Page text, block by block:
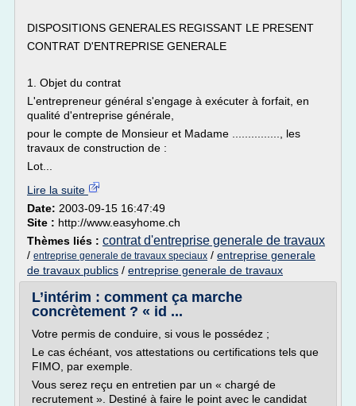
DISPOSITIONS GENERALES REGISSANT LE PRESENT
CONTRAT D'ENTREPRISE GENERALE
1. Objet du contrat
L'entrepreneur général s'engage à exécuter à forfait, en
qualité d'entreprise générale,
pour le compte de Monsieur et Madame ..............., les
travaux de construction de :
Lot...
Lire la suite
Date: 2003-09-15 16:47:49
Site : http://www.easyhome.ch
Thèmes liés : contrat d'entreprise generale de travaux
/ entreprise generale de travaux speciaux / entreprise generale
de travaux publics / entreprise generale de travaux
L’intérim : comment ça marche
concrètement ? « id ...
Votre permis de conduire, si vous le possédez ;
Le cas échéant, vos attestations ou certifications tels que
FIMO, par exemple.
Vous serez reçu en entretien par un « chargé de
recrutement ». Destiné à faire le point avec le candidat